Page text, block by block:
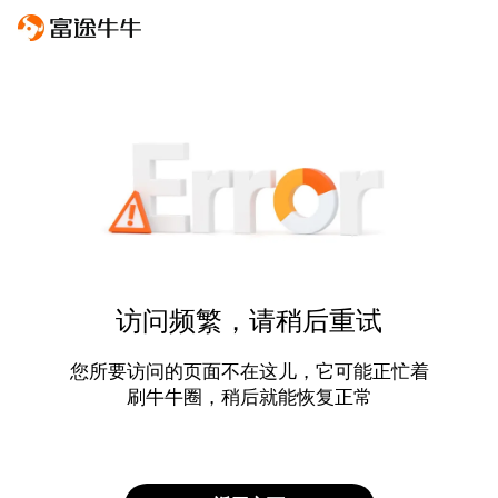
访问频繁，请稍后重试
您所要访问的页面不在这儿，它可能正忙着
刷牛牛圈，稍后就能恢复正常